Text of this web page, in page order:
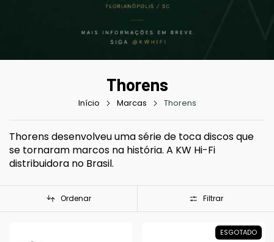
Thorens
Início Marcas Thorens
Thorens desenvolveu uma série de toca discos que
se tornaram marcos na história. A KW Hi-Fi
distribuidora no Brasil.
Ordenar Filtrar
ESGOTADO